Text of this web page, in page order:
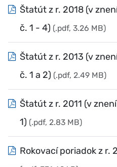
Štatút z r. 2018 (v
č. 1 - 4) (.pdf, 3.26 MB)
Štatút z r. 2013 (v
č. 1 a 2) (.pdf, 2.49 MB)
Štatút z r. 2011 (v
1) (.pdf, 2.83 MB)
Rokovací poriadok z r.